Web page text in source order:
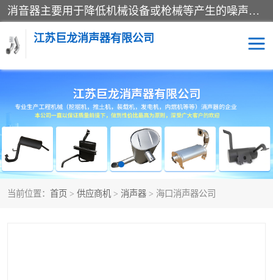
消音器主要用于降低机械设备或枪械等产生的噪声。它通过阻尼或增加排气面积来降低排气速度和功率，从而降低噪声。常见的消音器类型包括阻性消声器、抗性消声器、共振消声器以及阻抗复合式消声器等。这些消音器各有特点，适用于不同频率的噪声消除。
江苏巨龙消声器有限公司
当前位置： 首页 > 供应商机 > 消声器 > 海口消声器公司
消声器